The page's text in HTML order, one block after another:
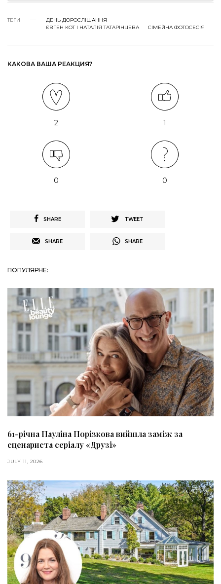
ТЕГИ
ДЕНЬ ДОРОСЛІШАННЯ
ЄВГЕН КОТ І НАТАЛІЯ ТАТАРІНЦЕВА
СІМЕЙНА ФОТОСЕСІЯ
КАКОВА ВАША РЕАКЦИЯ?
2 1
0 0
SHARE TWEET
SHARE SHARE
ПОПУЛЯРНЕ:
61-річна Пауліна Порізкова вийшла заміж за
сценариста серіалу «Друзі»
JULY 11, 2026